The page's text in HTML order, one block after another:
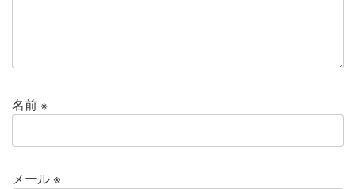
名前※
メール※